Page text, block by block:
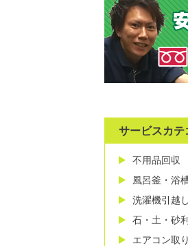
サービスカテ
不用品回収
風呂釜・浴
洗濯機引越
石・土・砂
エアコン取